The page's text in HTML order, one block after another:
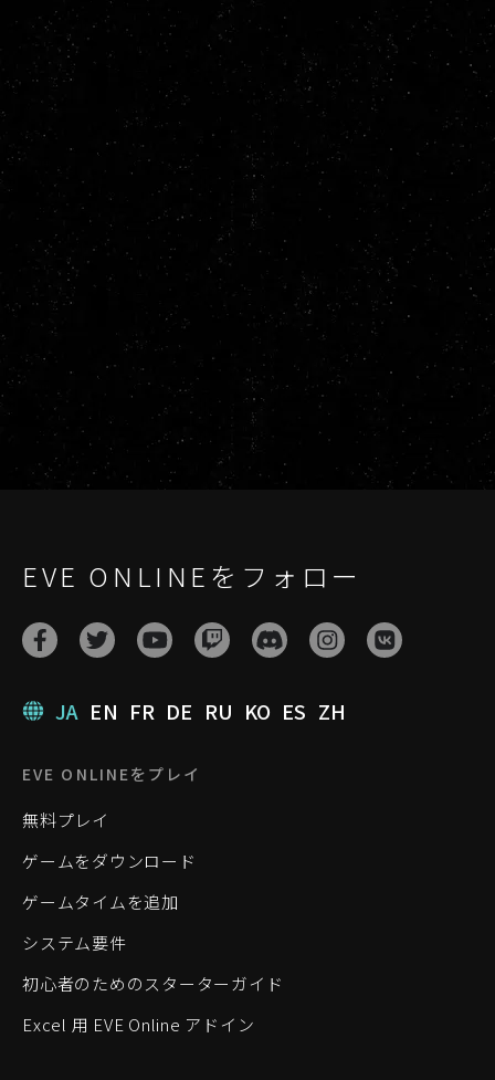
EVE ONLINEをフォロー
JA EN FR DE RU KO ES ZH
EVE ONLINEをプレイ
無料プレイ
ゲームをダウンロード
ゲームタイムを追加
システム要件
初心者のためのスターターガイド
Excel 用 EVE Online アドイン